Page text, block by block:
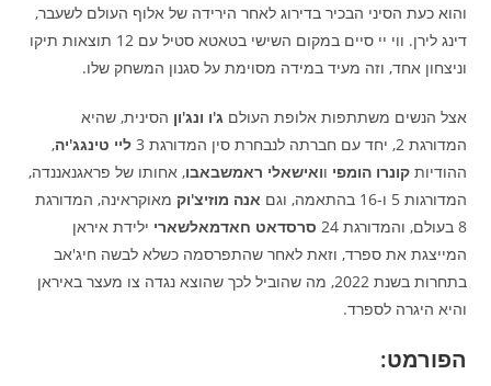
והוא כעת הסיני הבכיר בדירוג לאחר הירידה של אלוף העולם לשעבר,
דינג לירן. ווי יי סיים במקום השישי בטאטא סטיל עם 12 תוצאות תיקו
וניצחון אחד, וזה מעיד במידה מסוימת על סגנון המשחק שלו.
אצל הנשים משתתפות אלופת העולםג'ו ונג'ון הסינית, שהיא
המדורגת 2, יחד עם חברתה לנבחרת סין המדורגת 3
ליי טינגג'יה,
ההודיותקונרו הומפי וואישאלי ראמשבאבו, אחותו של פראגנאננדה,
המדורגות 5 ו-16 בהתאמה, וגם
אנה מוזיצ'וק מאוקראינה, המדורגת
8 בעולם, והמדורגת 24
סרסדאט חאדמאלשארי ילידת איראן
המייצגת את ספרד, וזאת לאחר שהתפרסמה כשלא לבשה חיג'אב
בתחרות בשנת 2022, מה שהוביל לכך שהוצא נגדה צו מעצר באיראן
והיא היגרה לספרד.
הפורמט: